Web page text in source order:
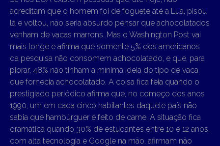
acreditam que o homem foi de foguete até a Lua, pisou
lá e voltou, não seria absurdo pensar que achocolatados
venham de vacas marrons. Mas o Washington Post vai
mais longe e afirma que somente 5% dos americanos
da pesquisa não consomem achocolatado, e que, para
piorar, 48% não tinham a mínima ideia do tipo de vaca
que fornecia achocolatado. A coisa fica feia quando o
prestigiado periódico afirma que, no começo dos anos
1990, um em cada cinco habitantes daquele país não
sabia que hambúrguer é feito de carne. A situação fica
dramática quando 30% de estudantes entre 10 e 12 anos,
com alta tecnologia e Google na mão, afirmam não